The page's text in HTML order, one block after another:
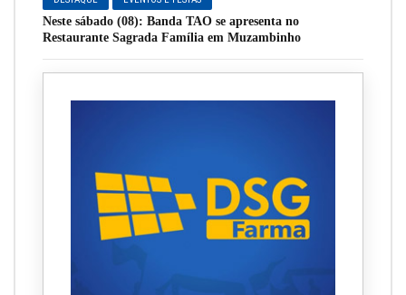
Neste sábado (08): Banda TAO se apresenta no
Restaurante Sagrada Família em Muzambinho